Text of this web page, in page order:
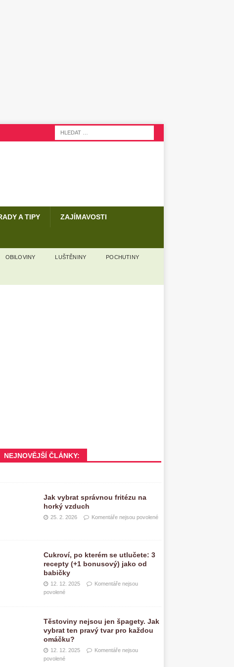
A TIPY ZAJÍMAVOSTI
OBILOVINY LUŠTĚNINY POCHUTINY
NEJNOVĚJŠÍ ČLÁNKY:
Jak vybrat správnou fritézu na
horký vzduch
25. 2. 2026 Komentáře nejsou povolené
Cukroví, po kterém se utlučete: 3
recepty (+1 bonusový) jako od
babičky
12. 12. 2025
Komentáře nejsou
povolené
Těstoviny nejsou jen špagety. Jak
vybrat ten pravý tvar pro každou
omáčku?
12. 12. 2025
Komentáře nejsou
povolené